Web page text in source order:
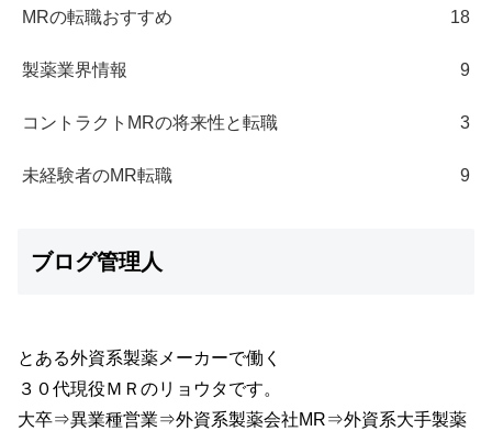
MRの転職おすすめ 18
製薬業界情報 9
コントラクトMRの将来性と転職 3
未経験者のMR転職 9
ブログ管理人
とある外資系製薬メーカーで働く
３０代現役ＭＲのリョウタです。
大卒⇒異業種営業⇒外資系製薬会社MR⇒外資系大手製薬